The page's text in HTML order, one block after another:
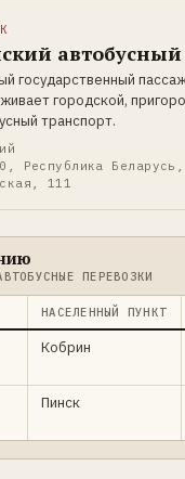
государственный
городской,
транспорт.
Республика
111
ПЕРЕВОЗКИ
НАСЕЛЕННЫЙ ПУНКТ
Кобрин
Пинск